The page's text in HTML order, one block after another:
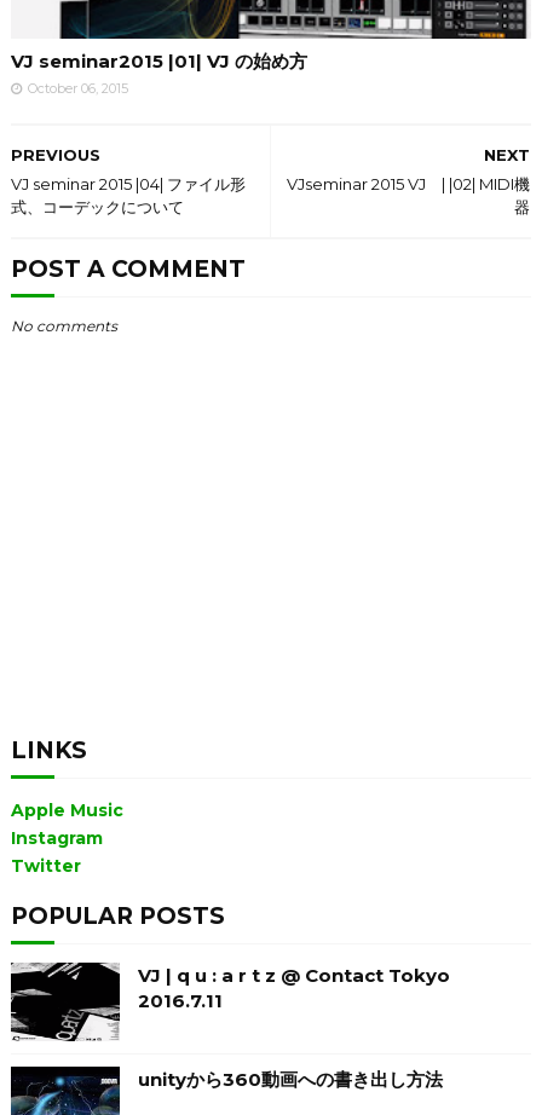
VJ seminar2015 |01| VJ の始め方
October 06, 2015
NEXT
VJseminar 2015 VJ | |02| MIDI機
器
PREVIOUS
VJ seminar 2015 |04| ファイル形
式、コーデックについて
POST A COMMENT
No comments
LINKS
Apple Music
Instagram
Twitter
POPULAR POSTS
VJ | q u : a r t z @ Contact Tokyo
2016.7.11
unityから360動画への書き出し方法